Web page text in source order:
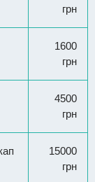
грн
1600
грн
4500
грн
15000
грн